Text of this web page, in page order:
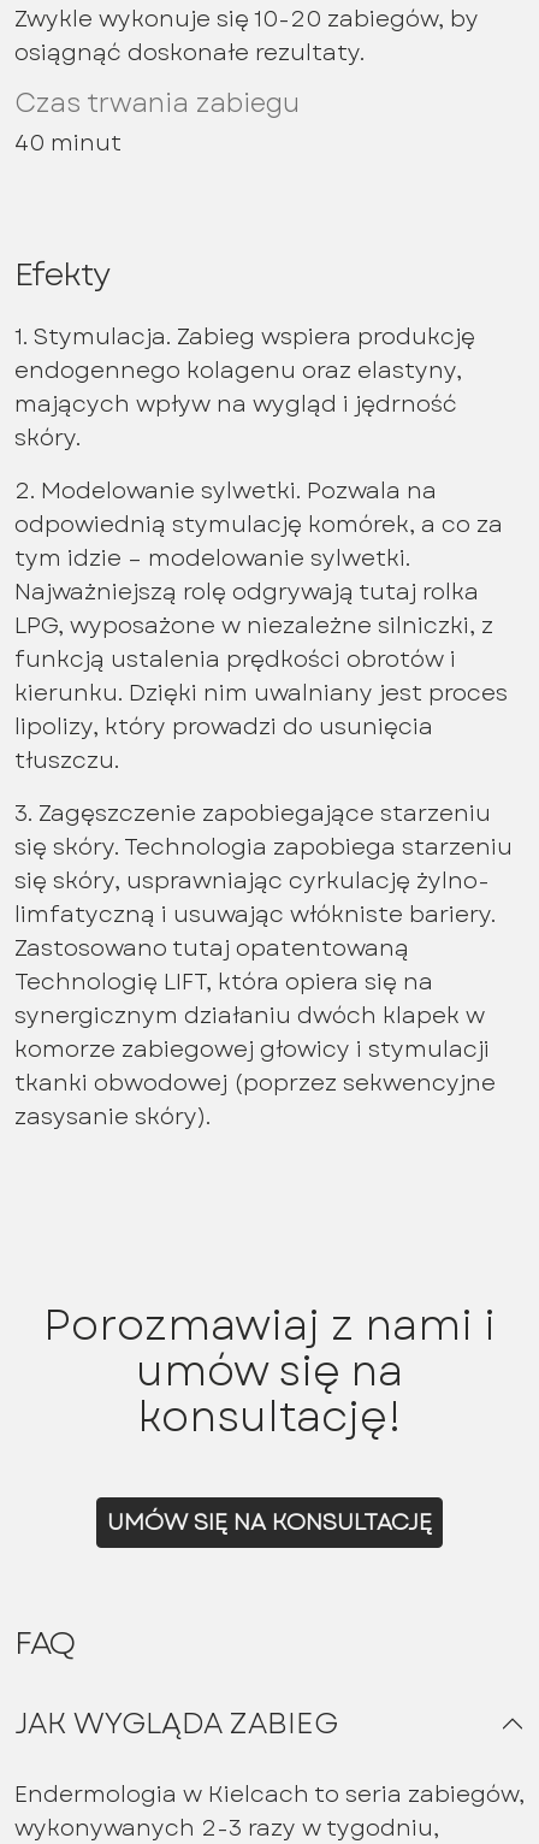
Zwykle wykonuje się 10-20 zabiegów, by
osiągnąć doskonałe rezultaty.
Czas trwania zabiegu
40 minut
Efekty
1. Stymulacja. Zabieg wspiera produkcję
endogennego kolagenu oraz elastyny,
mających wpływ na wygląd i jędrność
skóry.
2. Modelowanie sylwetki. Pozwala na
odpowiednią stymulację komórek, a co za
tym idzie – modelowanie sylwetki.
Najważniejszą rolę odgrywają tutaj rolka
LPG, wyposażone w niezależne silniczki, z
funkcją ustalenia prędkości obrotów i
kierunku. Dzięki nim uwalniany jest proces
lipolizy, który prowadzi do usunięcia
tłuszczu.
3. Zagęszczenie zapobiegające starzeniu
się skóry. Technologia zapobiega starzeniu
się skóry, usprawniając cyrkulację żylno-
limfatyczną i usuwając włókniste bariery.
Zastosowano tutaj opatentowaną
Technologię LIFT, która opiera się na
synergicznym działaniu dwóch klapek w
komorze zabiegowej głowicy i stymulacji
tkanki obwodowej (poprzez sekwencyjne
zasysanie skóry).
Porozmawiaj z nami i
umów się na
konsultację!
UMÓW SIĘ NA KONSULTACJĘ
FAQ
JAK WYGLĄDA ZABIEG
Endermologia w Kielcach to seria zabiegów,
wykonywanych 2-3 razy w tygodniu,